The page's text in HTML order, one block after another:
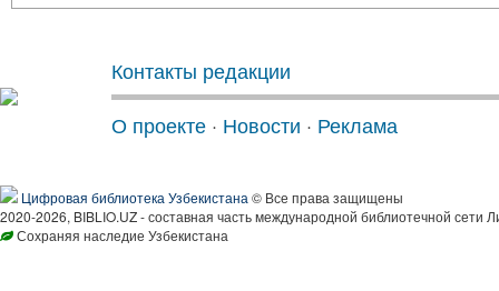
Контакты редакции
О проекте · Новости · Реклама
Цифровая библиотека Узбекистана © Все права защищены
2020-2026, BIBLIO.UZ - составная часть международной библиотечной сети
Сохраняя наследие Узбекистана